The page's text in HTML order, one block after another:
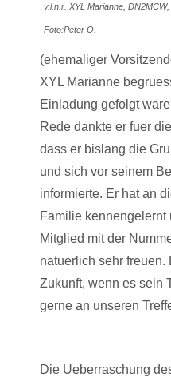
v.l.n.r. XYL Marianne,
Foto:Peter O.
(ehemaliger
XYL Marianne
Einladung gefolgt
Rede dankte er fuer
dass er bislang die
und sich vor seinem
informierte. Er hat an
Familie
Mitglied mit der
natuerlich sehr freuen.
Zukunft, wenn es sein
gerne an unseren
Die Ueberraschung